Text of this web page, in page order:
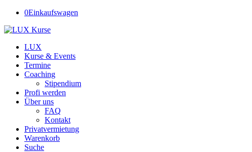
0Einkaufswagen
LUX
Kurse & Events
Termine
Coaching
Stipendium
Profi werden
Über uns
FAQ
Kontakt
Privatvermietung
Warenkorb
Suche